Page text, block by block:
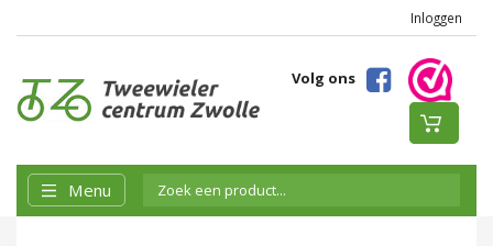
Inloggen
Volg ons
Menu